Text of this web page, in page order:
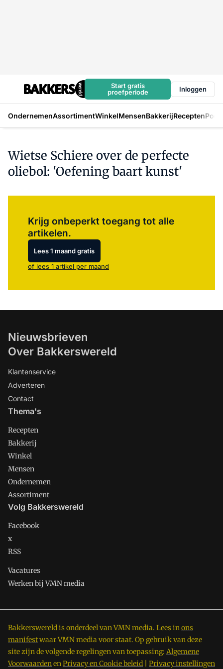
Start gratis
proefperiode
Inloggen
OndernemenAssortimentWinkelMensenBakkerijRecepten
Wietse Schiere over de perfecte
oliebol: 'Oefening baart kunst'
Krijg onbeperkt toegang tot alle
artikelen.
Lees 1 maand gratis
of lees 1 artikel per maand
Nieuwsbrieven
Over Bakkerswereld
Klantenservice
Adverteren
Contact
Thema's
Recepten
Bakkerij
Winkel
Mensen
Ondernemen
Assortiment
Volg Bakkerswereld
Facebook
x
RSS
Vacatures
Werken bij VMN media
Bakkerswereld is onderdeel van VMN media. Lees inons
manifestwaar VMN media voor staat. Op gebruik van deze
site zijn de volgende regelingen van toepassing: Algemene
VoorwaardenenPrivacy en Cookie beleid Privacy instellingen